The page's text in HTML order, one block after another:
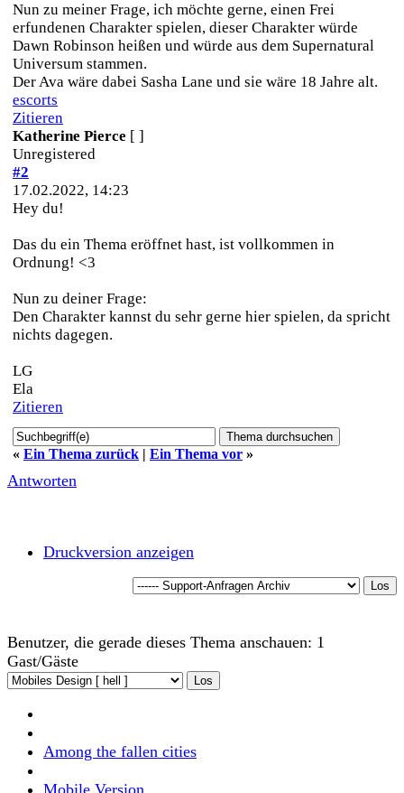
Nun zu meiner Frage, ich möchte gerne, einen Frei
erfundenen Charakter spielen, dieser Charakter würde
Dawn Robinson heißen und würde aus dem Supernatural
Universum stammen.
Der Ava wäre dabei Sasha Lane und sie wäre 18 Jahre alt.
escorts
Zitieren
Katherine Pierce [ ]
Unregistered
#2
17.02.2022, 14:23
Hey du!
Das du ein Thema eröffnet hast, ist vollkommen in
Ordnung! <3
Nun zu deiner Frage:
Den Charakter kannst du sehr gerne hier spielen, da spricht
nichts dagegen.
LG
Ela
Zitieren
« Ein Thema zurück | Ein Thema vor »
Antworten
Druckversion anzeigen
Benutzer, die gerade dieses Thema anschauen: 1
Gast/Gäste
Among the fallen cities
Mobile Version